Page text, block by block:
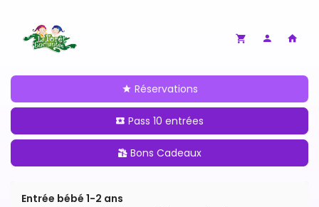
Réservations
Pass 10 entrées
Bons Cadeaux
Entrée bébé 1-2 ans